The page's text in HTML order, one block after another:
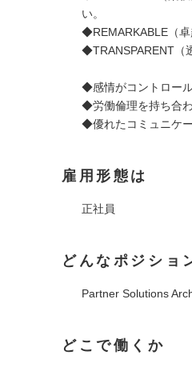
い。
◆REMARKABLE（卓
◆TRANSPARENT（
◆感情がコントロー
◆労働倫理を持ち合
◆優れたコミュニケ
雇用形態は
正社員
どんなポジショ
Partner Solutions
どこで働くか